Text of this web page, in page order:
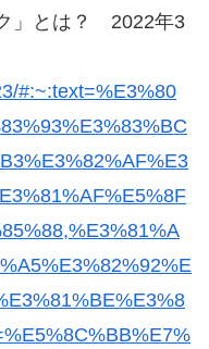
」とは？ 2022年3
#:~:text=%E3%80